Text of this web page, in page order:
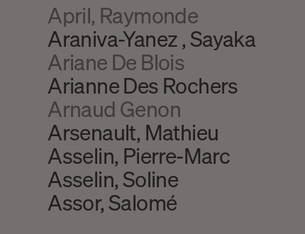
April, Raymonde
Araniva-Yanez , Sayaka
Ariane De Blois
Arianne Des Rochers
Arnaud Genon
Arsenault, Mathieu
Asselin, Pierre-Marc
Asselin, Soline
Assor, Salomé